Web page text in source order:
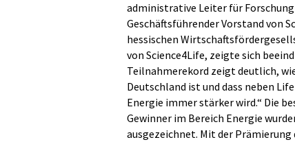
administrative Leiter für
Geschäftsführender Vorstand von
hessischen
von Science4Life, zeigte sich
Teilnahmerekord zeigt deutlich,
Deutschland ist und dass neben
Energie immer stärker wird.“ Die
Gewinner im Bereich Energie
ausgezeichnet. Mit der